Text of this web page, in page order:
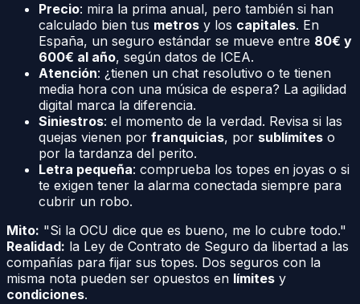
Precio: mira la prima anual, pero también si han
calculado bien tus metros y los capitales. En
España, un seguro estándar se mueve entre 80€ y
600€ al año, según datos de ICEA.
Atención: ¿tienen un chat resolutivo o te tienen
media hora con una música de espera? La agilidad
digital marca la diferencia.
Siniestros: el momento de la verdad. Revisa si las
quejas vienen por franquicias, por sublímites o
por la tardanza del perito.
Letra pequeña: comprueba los topes en joyas o si
te exigen tener la alarma conectada siempre para
cubrir un robo.
Mito: "Si la OCU dice que es bueno, me lo cubre todo."
Realidad: la Ley de Contrato de Seguro da libertad a las
compañías para fijar sus topes. Dos seguros con la
misma nota pueden ser opuestos en límites y
condiciones.